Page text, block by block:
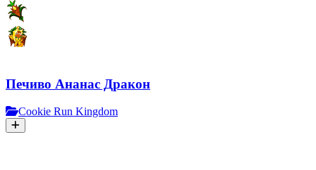
Печиво Ананас Дракон
Cookie Run Kingdom